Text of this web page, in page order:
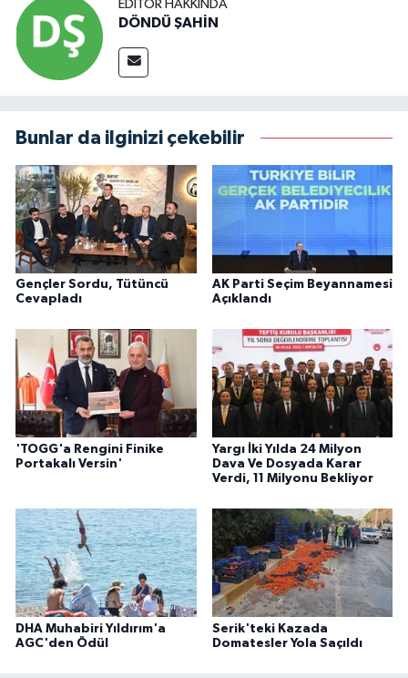
EDITÖR HAKKINDA
DÖNDÜ ŞAHİN
Bunlar da ilginizi çekebilir
Gençler Sordu, Tütüncü
Cevapladı
AK Parti Seçim Beyannamesi
Açıklandı
'TOGG'a Rengini Finike
Portakalı Versin'
Yargı İki Yılda 24 Milyon
Dava Ve Dosyada Karar
Verdi, 11 Milyonu Bekliyor
DHA Muhabiri Yıldırım'a
AGC'den Ödül
Serik'teki Kazada
Domatesler Yola Saçıldı